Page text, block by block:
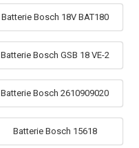
Batterie Bosch 18V BAT180
Batterie Bosch GSB 18 VE-2
Batterie Bosch 2610909020
Batterie Bosch 15618